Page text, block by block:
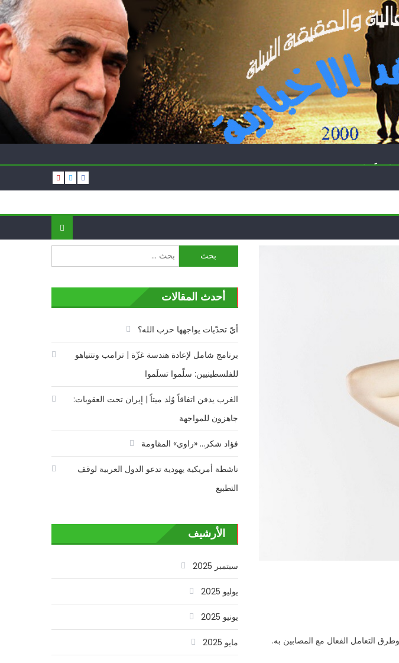
تسلَموا
التعامل الفعال مع المصابين به.
البحث
عن:
أحدث المقالات
أيّ تحدّيات يواجهها حزب الله؟
برنامج شامل لإعادة هندسة غزّة | ترامب ونتنياهو
للفلسطينيين: سلّموا تسلَموا
الغرب يدفن اتفاقاً وُلد ميتاً | إيران تحت العقوبات:
جاهزون للمواجهة
فؤاد شكر… «راوي» المقاومة
ناشطة أمريكية يهودية تدعو الدول العربية لوقف
التطبيع
الأرشيف
سبتمبر 2025
يوليو 2025
يونيو 2025
مايو 2025